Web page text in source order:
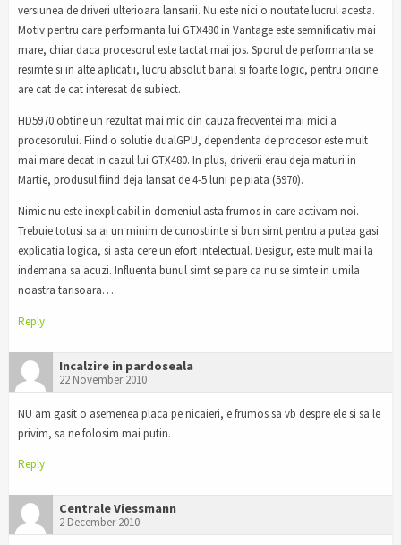
versiunea de driveri ulterioara lansarii. Nu este nici o noutate lucrul acesta.
Motiv pentru care performanta lui GTX480 in Vantage este semnificativ mai
mare, chiar daca procesorul este tactat mai jos. Sporul de performanta se
resimte si in alte aplicatii, lucru absolut banal si foarte logic, pentru oricine
are cat de cat interesat de subiect.
HD5970 obtine un rezultat mai mic din cauza frecventei mai mici a
procesorului. Fiind o solutie dualGPU, dependenta de procesor este mult
mai mare decat in cazul lui GTX480. In plus, driverii erau deja maturi in
Martie, produsul fiind deja lansat de 4-5 luni pe piata (5970).
Nimic nu este inexplicabil in domeniul asta frumos in care activam noi.
Trebuie totusi sa ai un minim de cunostiinte si bun simt pentru a putea gasi
explicatia logica, si asta cere un efort intelectual. Desigur, este mult mai la
indemana sa acuzi. Influenta bunul simt se pare ca nu se simte in umila
noastra tarisoara…
Reply
Incalzire in pardoseala
22 November 2010
NU am gasit o asemenea placa pe nicaieri, e frumos sa vb despre ele si sa le
privim, sa ne folosim mai putin.
Reply
Centrale Viessmann
2 December 2010